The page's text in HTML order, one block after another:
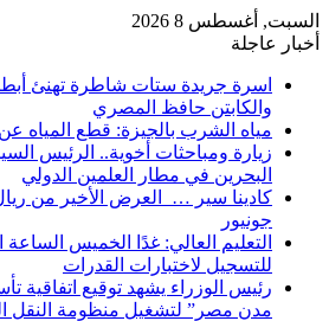
السبت, أغسطس 8 2026
أخبار عاجلة
اسرة جريدة ستات شاطرة تهنئ
والكابتن حافظ المصري
مياه الشرب بالجيزة: قطع المياه
زيارة ومباحثات أخوية.. الرئيس
البحرين في مطار العلمين الدولي
كادينا سير … العرض الأخير من
جونيور
التعليم العالي: غدًا الخميس
للتسجيل لاختبارات القدرات
رئيس الوزراء يشهد توقيع
مدن مصر” لتشغيل منظومة النقل